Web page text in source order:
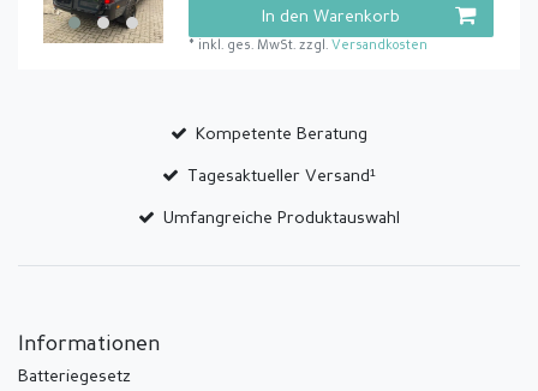
In den Warenkorb
* inkl. ges. MwSt. zzgl. Versandkosten
Kompetente Beratung
Tagesaktueller Versand¹
Umfangreiche Produktauswahl
Informationen
Batteriegesetz